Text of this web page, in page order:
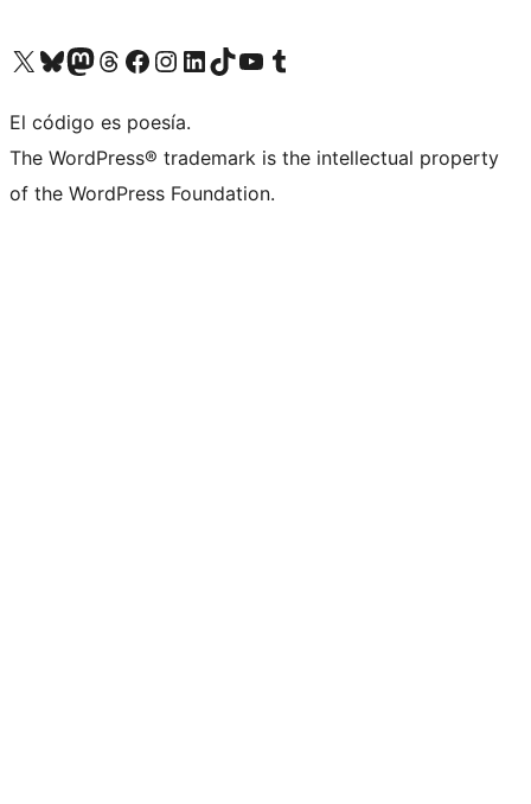
Visit our X (formerly Twitter) account
Visit our Bluesky account
Visit our Mastodon account
Visit our Threads account
Visit our Facebook page
Visit our Instagram account
Visit our LinkedIn account
Visit our TikTok account
Visit our YouTube channel
Visit our Tumblr account
El código es poesía.
The WordPress® trademark is the intellectual property
of the WordPress Foundation.